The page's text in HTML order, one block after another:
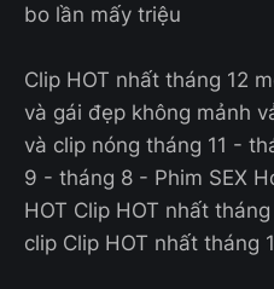
bo lần mấy triệu
Clip HOT nhất tháng 12
và gái đẹp không mảnh
và clip nóng tháng 11 -
9 - tháng 8 - Phim SEX
HOT Clip HOT nhất
clip Clip HOT nhất tháng